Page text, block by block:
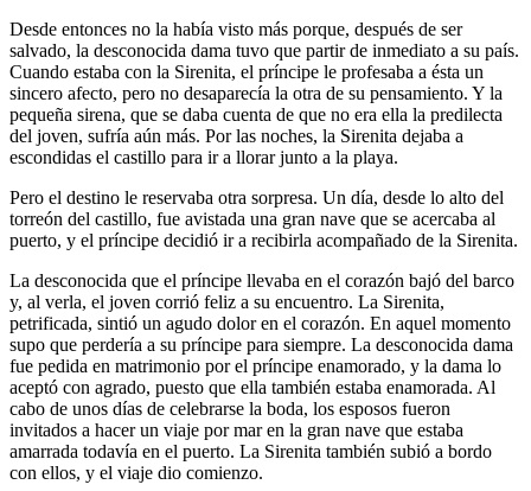
Desde entonces no la había visto más porque, después de ser
salvado, la desconocida dama tuvo que partir de inmediato a su país.
Cuando estaba con la Sirenita, el príncipe le profesaba a ésta un
sincero afecto, pero no desaparecía la otra de su pensamiento. Y la
pequeña sirena, que se daba cuenta de que no era ella la predilecta
del joven, sufría aún más. Por las noches, la Sirenita dejaba a
escondidas el castillo para ir a llorar junto a la playa.
Pero el destino le reservaba otra sorpresa. Un día, desde lo alto del
torreón del castillo, fue avistada una gran nave que se acercaba al
puerto, y el príncipe decidió ir a recibirla acompañado de la Sirenita.
La desconocida que el príncipe llevaba en el corazón bajó del barco
y, al verla, el joven corrió feliz a su encuentro. La Sirenita,
petrificada, sintió un agudo dolor en el corazón. En aquel momento
supo que perdería a su príncipe para siempre. La desconocida dama
fue pedida en matrimonio por el príncipe enamorado, y la dama lo
aceptó con agrado, puesto que ella también estaba enamorada. Al
cabo de unos días de celebrarse la boda, los esposos fueron
invitados a hacer un viaje por mar en la gran nave que estaba
amarrada todavía en el puerto. La Sirenita también subió a bordo
con ellos, y el viaje dio comienzo.